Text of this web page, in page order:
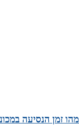
זמן הנסיעה